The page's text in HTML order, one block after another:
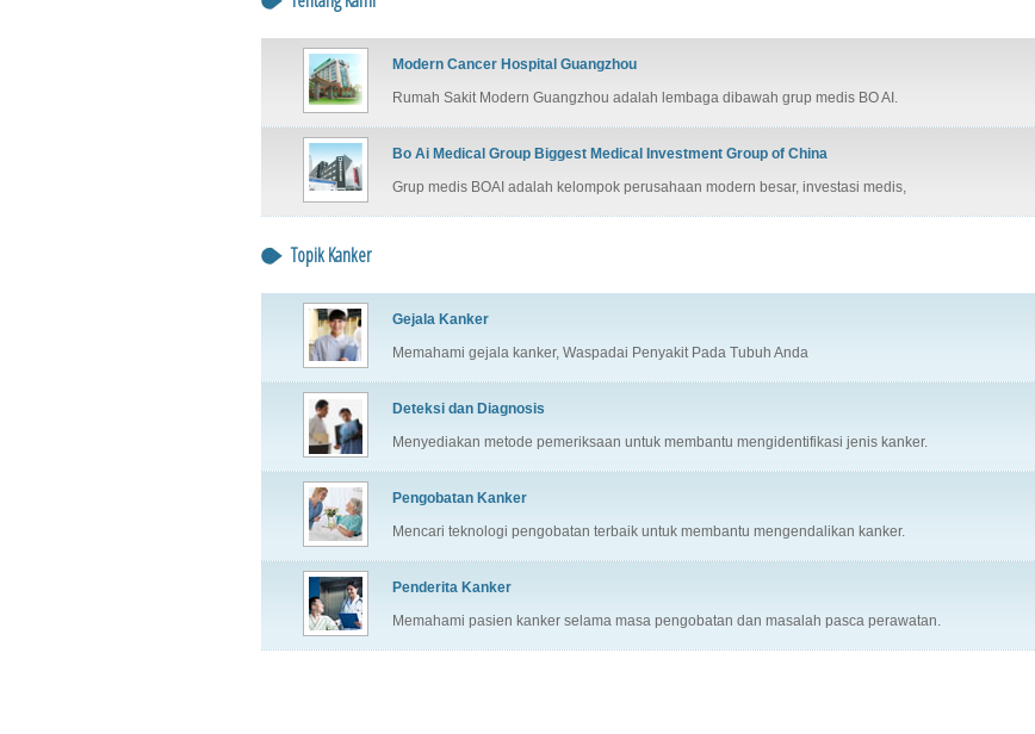
Modern Cancer Hospital Guangzhou
Rumah Sakit Modern Guangzhou adalah lembaga dibawah grup medis BO AI.
Bo Ai Medical Group Biggest Medical Investment Group of China
Grup medis BOAI adalah kelompok perusahaan modern besar, investasi medis,
Topik Kanker
Gejala Kanker
Memahami gejala kanker, Waspadai Penyakit Pada Tubuh Anda
Deteksi dan Diagnosis
Menyediakan metode pemeriksaan untuk membantu mengidentifikasi jenis kanker.
Pengobatan Kanker
Mencari teknologi pengobatan terbaik untuk membantu mengendalikan kanker.
Penderita Kanker
Memahami pasien kanker selama masa pengobatan dan masalah pasca perawatan.